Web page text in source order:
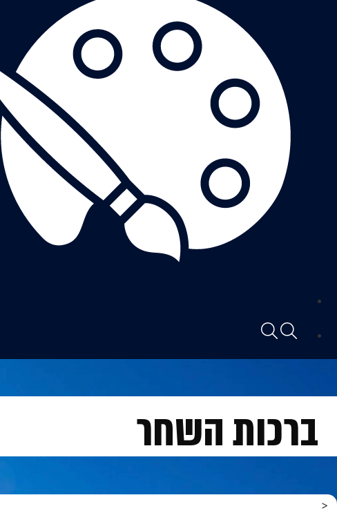
ברכות השחר
<